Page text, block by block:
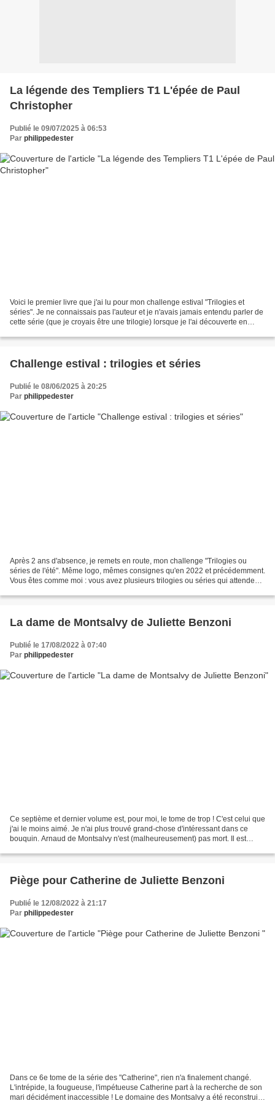
La légende des Templiers T1 L'épée de Paul
Christopher
Publié le 09/07/2025 à 06:53
Par philippedester
Voici le premier livre que j'ai lu pour mon challenge estival "Trilogies et
séries". Je ne connaissais pas l'auteur et je n'avais jamais entendu parler de
cette série (que je croyais être une trilogie) lorsque je l'ai découverte en
Challenge estival : trilogies et séries
Publié le 08/06/2025 à 20:25
Par philippedester
Après 2 ans d'absence, je remets en route, mon challenge "Trilogies ou
séries de l'été". Même logo, mêmes consignes qu'en 2022 et précédemment.
Vous êtes comme moi : vous avez plusieurs trilogies ou séries qui attendent
La dame de Montsalvy de Juliette Benzoni
Publié le 17/08/2022 à 07:40
Par philippedester
Ce septième et dernier volume est, pour moi, le tome de trop ! C'est celui que
j'ai le moins aimé. Je n'ai plus trouvé grand-chose d'intéressant dans ce
bouquin. Arnaud de Montsalvy n'est (malheureusement) pas mort. Il est
Piège pour Catherine de Juliette Benzoni
Publié le 12/08/2022 à 21:17
Par philippedester
Dans ce 6e tome de la série des "Catherine", rien n'a finalement changé.
L'intrépide, la fougueuse, l'impétueuse Catherine part à la recherche de son
mari décidément inaccessible ! Le domaine des Montsalvy a été reconstruit.